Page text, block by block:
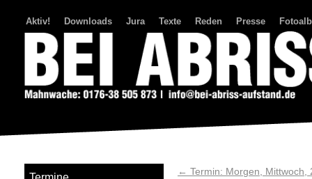
Aktiv! Downloads Jura Texte Reden Presse
← Termin: Morgen, Mittwoch,